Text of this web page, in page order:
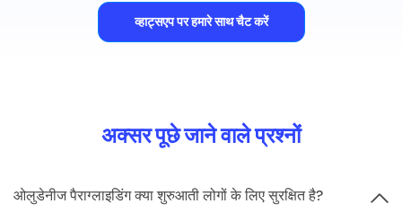
व्हाट्सएप पर हमारे साथ चैट करें
अक्सर पूछे जाने वाले प्रश्नों
ओलुडेनीज पैराग्लाइडिंग क्या शुरुआती लोगों के लिए सुरक्षित है?